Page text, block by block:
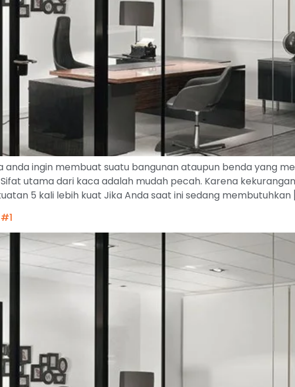
anda ingin membuat suatu bangunan ataupun benda yang
utama dari kaca adalah mudah pecah. Karena
5 kali lebih kuat Jika Anda saat ini sedang membutuhkan